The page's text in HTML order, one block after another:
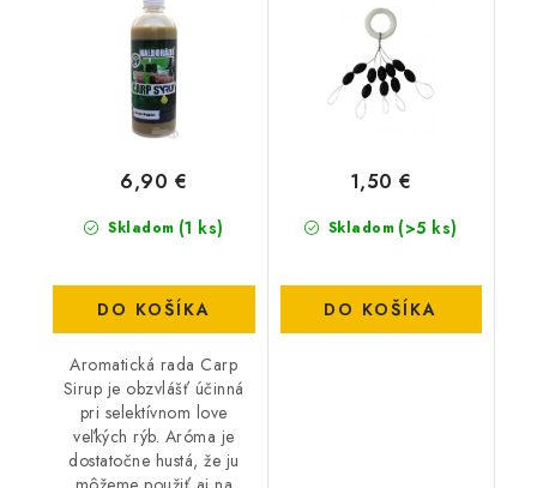
Skladom (1 ks)
6,90 €
DO KOŠÍKA
Aromatická rada Carp
Sirup je obzvlášť účinná
pri selektívnom love
veľkých rýb. Aróma je
dostatočne hustá, že ju
Skladom (>5 ks)
1,50 €
DO KOŠÍKA